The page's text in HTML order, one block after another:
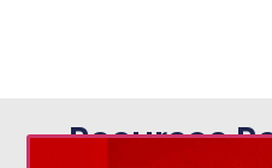
Recursos